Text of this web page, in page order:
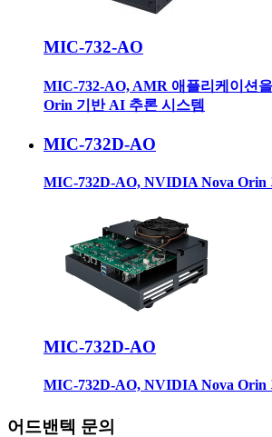
MIC-732-AO
MIC-732-AO, AMR 애플리케이션
Orin 기반 AI 추론 시스템
MIC-732D-AO
MIC-732D-AO, NVIDIA Nova Orin
MIC-732D-AO
MIC-732D-AO, NVIDIA Nova Orin
어드밴텍 문의